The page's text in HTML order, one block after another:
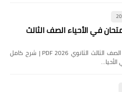
في الأحياء الصف الثالث
📘 تحميل كتاب الامتحان في الأحياء الصف الثالث الثانوي 2026 PDF | شرح كامل